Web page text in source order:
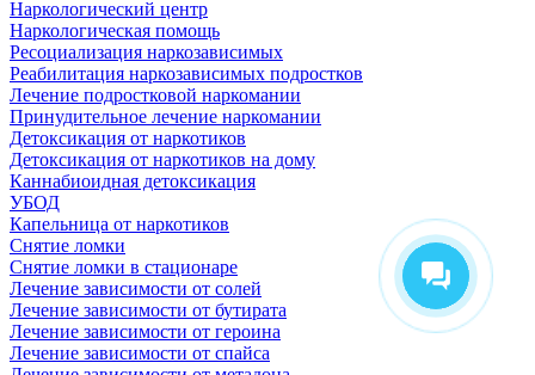
Наркологический центр
Наркологическая помощь
Ресоциализация наркозависимых
Реабилитация наркозависимых подростков
Лечение подростковой наркомании
Принудительное лечение наркомании
Детоксикация от наркотиков
Детоксикация от наркотиков на дому
Каннабиоидная детоксикация
УБОД
Капельница от наркотиков
Снятие ломки
Снятие ломки в стационаре
Лечение зависимости от солей
Лечение зависимости от бутирата
Лечение зависимости от героина
Лечение зависимости от спайса